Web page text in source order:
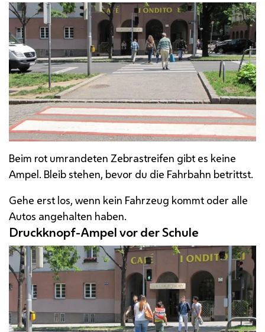
Beim rot umrandeten Zebrastreifen gibt es keine
Ampel. Bleib stehen, bevor du die Fahrbahn betrittst.
Gehe erst los, wenn kein Fahrzeug kommt oder alle
Autos angehalten haben.
Druckknopf-Ampel vor der Schule